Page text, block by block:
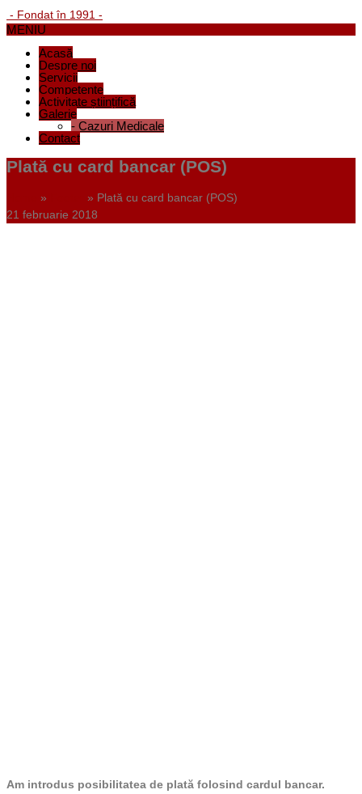
- Fondat în 1991 -
MENIU
Acasă
Despre noi
Servicii
Competențe
Activitate științifică
Galerie
- Cazuri Medicale
Contact
Plată cu card bancar (POS)
» » Plată cu card bancar (POS)
21 februarie 2018
Am introdus posibilitatea de plată folosind cardul bancar.